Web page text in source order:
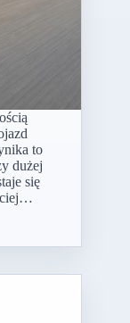
to
dużej
się